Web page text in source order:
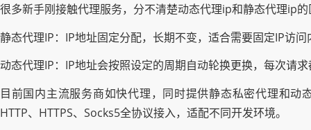
很多新手刚接触代理服务，分不清楚动态代理ip和静态代理ip
静态代理IP：IP地址固定分配，长期不变，适合需要固定IP访
动态代理IP：IP地址会按照设定的周期自动轮换更换，每次请
目前国内主流服务商如快代理，同时提供静态私密代理和
HTTP、HTTPS、Socks5全协议接入，适配不同开发环境。